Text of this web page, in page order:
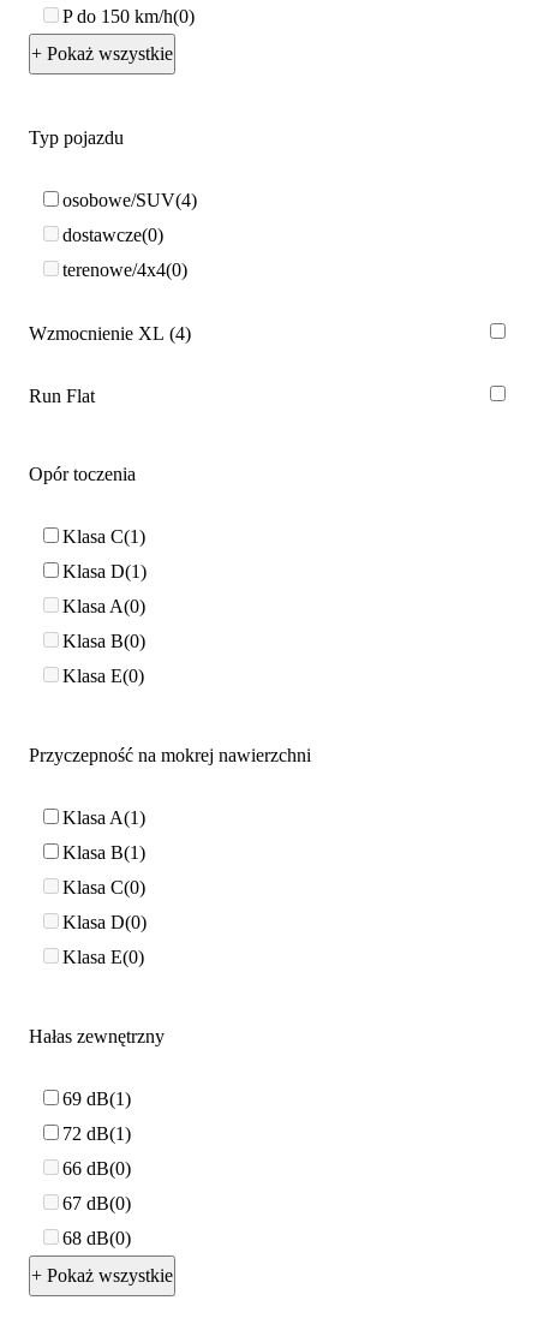
P do 150 km/h 0
+ Pokaż wszystkie
Typ pojazdu
osobowe/SUV 4
dostawcze 0
terenowe/4x4 0
Wzmocnienie XL 4
Run Flat
Opór toczenia
Klasa C 1
Klasa D 1
Klasa A 0
Klasa B 0
Klasa E 0
Przyczepność na mokrej nawierzchni
Klasa A 1
Klasa B 1
Klasa C 0
Klasa D 0
Klasa E 0
Hałas zewnętrzny
69 dB 1
72 dB 1
66 dB 0
67 dB 0
68 dB 0
+ Pokaż wszystkie